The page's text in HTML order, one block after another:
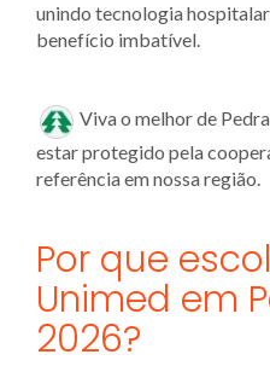
unindo tecnologia
benefício imbatível.
Viva o melhor de
estar protegido pela
referência em nossa região.
Por que
Unimed em
2026?